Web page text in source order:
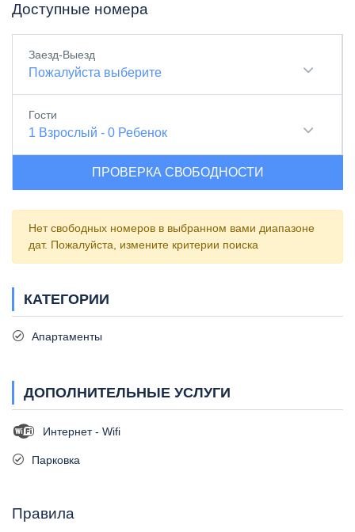
Доступные номера
Заезд-Выезд
Пожалуйста выберите
Гости
1 Взрослый - 0 Ребенок
ПРОВЕРКА СВОБОДНОСТИ
Нет свободных номеров в выбранном вами диапазоне
дат. Пожалуйста, измените критерии поиска
КАТЕГОРИИ
Апартаменты
ДОПОЛНИТЕЛЬНЫЕ УСЛУГИ
Интернет - Wifi
Парковка
Правила